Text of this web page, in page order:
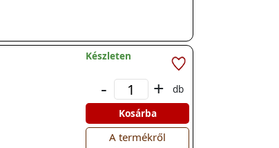
Készleten
- +
db
Kosárba
A termékről